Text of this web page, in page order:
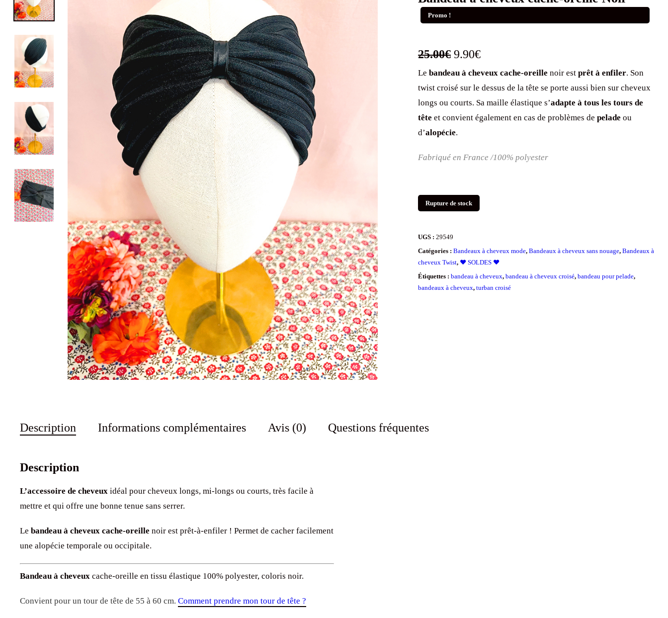
Promo !
25.00€ Le
prix
initial
était :
9.90€Le
prix
actuel
est :
Lebandeau à cheveux cache-oreille noir estprêt à enfiler. Son
twist croisé sur le dessus de la tête se porte aussi bien sur cheveux
longs ou courts. Sa maille élastique s’adapte à tous les tours de
tête et convient également en cas de problèmes depelade ou
d’alopécie.
Fabriqué en France /100% polyester
Rupture de stock
UGS :29549
Catégories :Bandeaux à cheveux mode,Bandeaux à cheveux sans nouage,Bandeaux à
cheveux Twist, ❤️ SOLDES ❤️
Étiquettes :bandeau à cheveux,bandeau à cheveux croisé,bandeau pour pelade,
bandeaux à cheveux,turban croisé
Description Informations complémentaires Avis (0) Questions fréquentes
Description
L’accessoire de cheveux idéal pour cheveux longs, mi-longs ou courts, très facile à
mettre et qui offre une bonne tenue sans serrer.
Le bandeau à cheveux cache-oreille noir est prêt-à-enfiler ! Permet de cacher facilement
une alopécie temporale ou occipitale.
Bandeau à cheveux cache-oreille en tissu élastique 100% polyester, coloris noir.
Convient pour un tour de tête de 55 à 60 cm. Comment prendre mon tour de tête ?